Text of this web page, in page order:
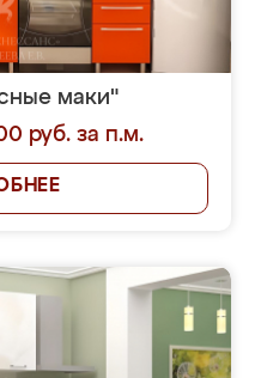
маки"
руб. за п.м.